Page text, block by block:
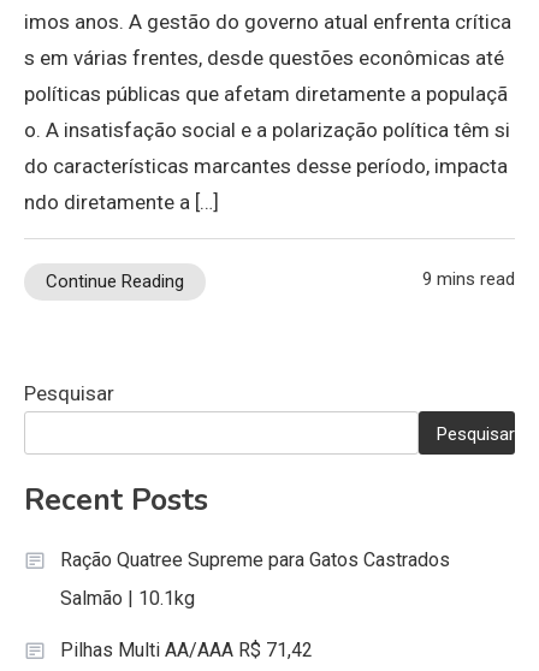
imos anos. A gestão do governo atual enfrenta crítica
s em várias frentes, desde questões econômicas até
políticas públicas que afetam diretamente a populaçã
o. A insatisfação social e a polarização política têm si
do características marcantes desse período, impacta
ndo diretamente a […]
Continue Reading 9 mins read
Pesquisar
Pesquisar
Recent Posts
Ração Quatree Supreme para Gatos Castrados
Salmão | 10.1kg
Pilhas Multi AA/AAA R$ 71,42